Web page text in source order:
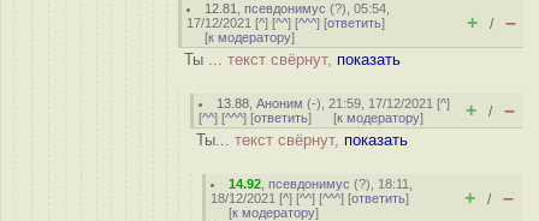
12.81 ,псевдонимус (?), 05:54,
17/12/2021 [^] [^^] [^^^] [ответить]
[к модератору]
+ / –
Ты ... текст свёрнут, показать
13.88 ,Аноним (-), 21:59, 17/12/2021 [^]
[^^] [^^^] [ответить] [к модератору] + / –
Ты... текст свёрнут, показать
14.92 ,псевдонимус (?), 18:11,
18/12/2021 [^] [^^] [^^^] [ответить]
[к модератору]
+ / –